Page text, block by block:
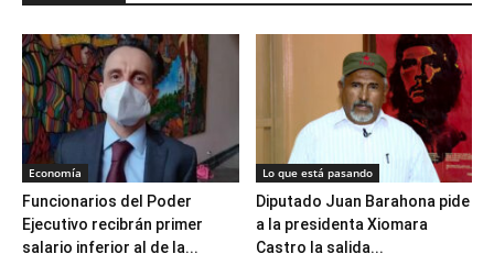
Economía
Funcionarios del Poder
Ejecutivo recibrán primer
salario inferior al de la...
Lo que está pasando
Diputado Juan Barahona pide
a la presidenta Xiomara
Castro la salida...